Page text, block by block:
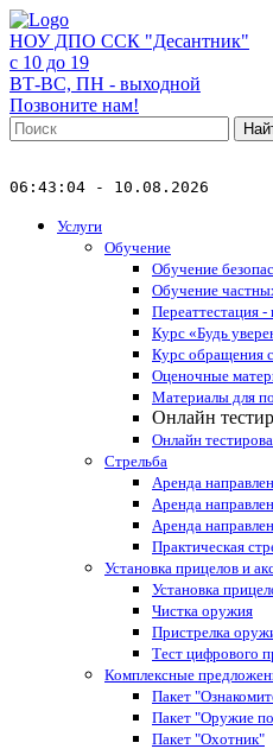
НОУ ДПО ССК "Десантник"
с 10 до 19
ВТ-ВС, ПН - выходной
Позвоните нам!
06:43:04 - 10.08.2026
Услуги
Обучение
Обучение
Обучение
Переаттестация
Курс «Будь
Курс обращения
Оценочные
Материалы для
Онлайн
Онлайн
Стрельба
Аренда
Аренда
Аренда
Практическая
Установка прицелов и
Установка
Чистка оружия
Пристрелка
Тест цифрового
Комплексные
Пакет
Пакет "Оружие
Пакет "Охотник"